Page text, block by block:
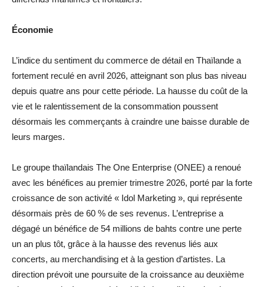
Économie
L’indice du sentiment du commerce de détail en Thaïlande a
fortement reculé en avril 2026, atteignant son plus bas niveau
depuis quatre ans pour cette période. La hausse du coût de la
vie et le ralentissement de la consommation poussent
désormais les commerçants à craindre une baisse durable de
leurs marges.
Le groupe thaïlandais The One Enterprise (ONEE) a renoué
avec les bénéfices au premier trimestre 2026, porté par la forte
croissance de son activité « Idol Marketing », qui représente
désormais près de 60 % de ses revenus. L’entreprise a
dégagé un bénéfice de 54 millions de bahts contre une perte
un an plus tôt, grâce à la hausse des revenus liés aux
concerts, au merchandising et à la gestion d’artistes. La
direction prévoit une poursuite de la croissance au deuxième